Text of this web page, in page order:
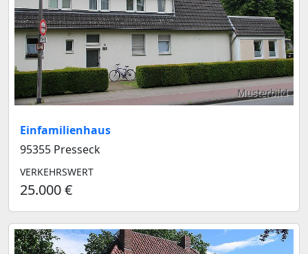
Musterbild
Einfamilienhaus
95355 Presseck
VERKEHRSWERT
25.000 €